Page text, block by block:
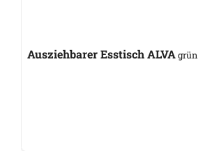
Ausziehbarer Esstisch ALVAgrün